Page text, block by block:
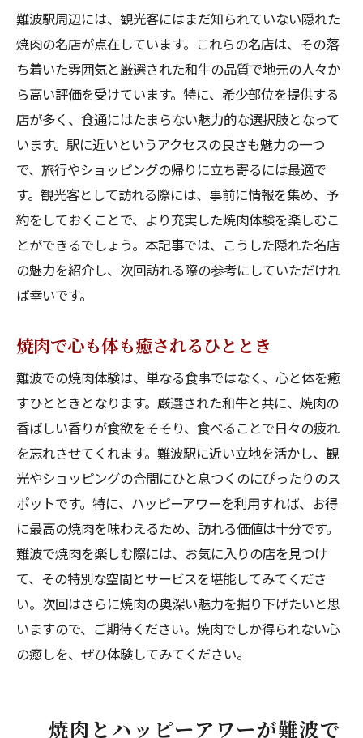
難波駅周辺には、観光客にはまだ知られていない隠れた
焼肉の名店が点在しています。これらの名店は、その落
ち着いた雰囲気と厳選された和牛の品質で地元の人々か
ら高い評価を受けています。特に、希少部位を提供する
店が多く、食通にはたまらない魅力的な選択肢となって
います。駅に近いというアクセスの良さも魅力の一つ
で、旅行やショッピングの帰りに立ち寄るには最適で
す。観光客として訪れる際には、事前に情報を集め、予
約をしておくことで、より充実した焼肉体験を楽しむこ
とができるでしょう。本記事では、こうした隠れた名店
の魅力を紹介し、次回訪れる際の参考にしていただけれ
ば幸いです。
焼肉で心も体も癒されるひととき
難波での焼肉体験は、単なる食事ではなく、心と体を癒
すひとときとなります。厳選された和牛と共に、焼肉の
香ばしい香りが食欲をそそり、食べることで日々の疲れ
を忘れさせてくれます。難波駅に近い立地を活かし、観
光やショッピングの合間にひと息つくのにぴったりのス
ポットです。特に、ハッピーアワーを利用すれば、お得
に最高の焼肉を味わえるため、訪れる価値は十分です。
難波で焼肉を楽しむ際には、お気に入りの店を見つけ
て、その特別な空間とサービスを堪能してみてくださ
い。次回はさらに焼肉の奥深い魅力を掘り下げたいと思
いますので、ご期待ください。焼肉でしか得られない心
の癒しを、ぜひ体験してみてください。
焼肉とハッピーアワーが難波で